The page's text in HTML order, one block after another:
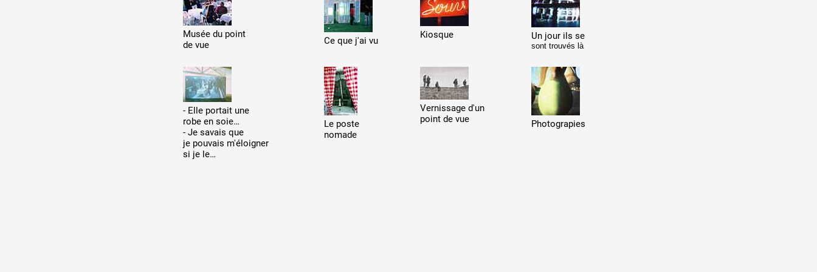
Production vidéo
1% œuvres dans l'espace public
Réseau documents d'artistes
Musée du point
de vue
Ce que j'ai vu
Kiosque Un jour ils se
sont trouvés là
- Elle portait une
robe en soie…
- Je savais que
je pouvais m'éloigner
si je le…
Le poste
nomade
Vernissage d'un
point de vue
Photograpies